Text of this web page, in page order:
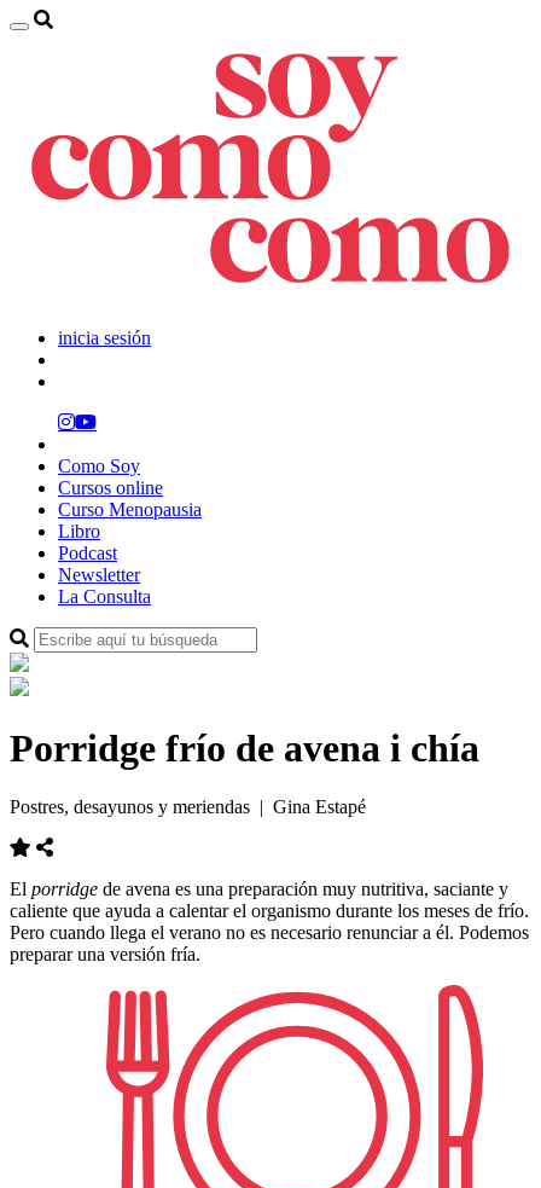
inicia sesión
Como Soy
Cursos online
Curso Menopausia
Libro
Podcast
Newsletter
La Consulta
Porridge frío de avena i chía
Postres, desayunos y meriendas | Gina Estapé
El porridge de avena es una preparación muy nutritiva, saciante y
caliente que ayuda a calentar el organismo durante los meses de frío.
Pero cuando llega el verano no es necesario renunciar a él. Podemos
preparar una versión fría.